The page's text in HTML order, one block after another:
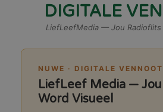
DIGITALE
LiefLeefMedia — Jou Radioflits
NUWE · DIGITALE
LiefLeef Media —
Word Visueel